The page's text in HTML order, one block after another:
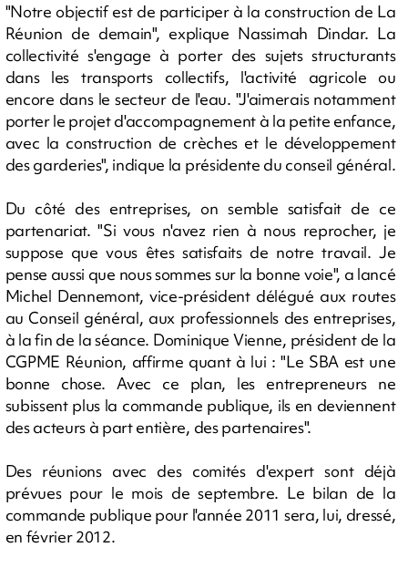
"Notre objectif est de participer à la construction de La
Réunion de demain", explique Nassimah Dindar. La
collectivité s'engage à porter des sujets structurants
dans les transports collectifs, l'activité agricole ou
encore dans le secteur de l'eau. "J'aimerais notamment
porter le projet d'accompagnement à la petite enfance,
avec la construction de crèches et le développement
des garderies", indique la présidente du conseil général.
Du côté des entreprises, on semble satisfait de ce
partenariat. "Si vous n'avez rien à nous reprocher, je
suppose que vous êtes satisfaits de notre travail. Je
pense aussi que nous sommes sur la bonne voie", a lancé
Michel Dennemont, vice-président délégué aux routes
au Conseil général, aux professionnels des entreprises,
à la fin de la séance. Dominique Vienne, président de la
CGPME Réunion, affirme quant à lui : "Le SBA est une
bonne chose. Avec ce plan, les entrepreneurs ne
subissent plus la commande publique, ils en deviennent
des acteurs à part entière, des partenaires".
Des réunions avec des comités d'expert sont déjà
prévues pour le mois de septembre. Le bilan de la
commande publique pour l'année 2011 sera, lui, dressé,
en février 2012.